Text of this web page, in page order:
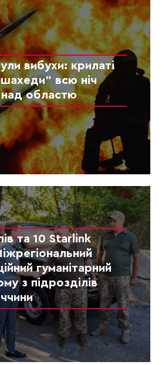
вибухи: крилаті
всю ніч
областю
та 10 Starlink
гуманітарний
з підрозділів